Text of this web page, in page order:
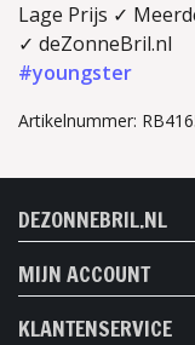
Lage Prijs ✓
✓ deZonneBril.nl
#youngster
Artikelnummer:
DEZONNEBRIL.NL
MIJN ACCOUNT
KLANTENSERVICE